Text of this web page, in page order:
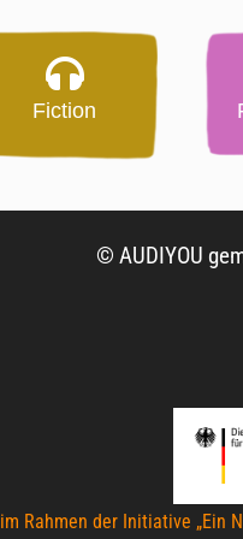
Fiction
© AUDIYOU
im Rahmen der Initiative „Ein